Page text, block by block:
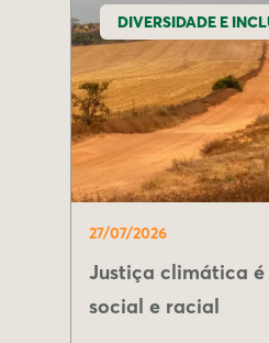
DIVERSIDADE E
27/07/2026
Justiça climática
social e racial